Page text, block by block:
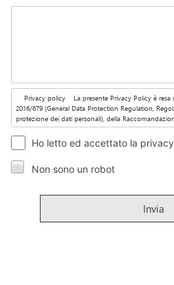
Ho letto ed accettato la privacy
Non sono un robot
Invia